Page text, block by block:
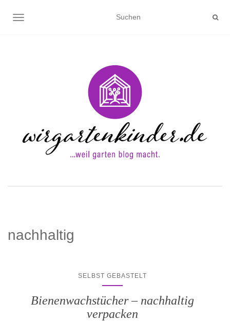
NAVIGATION UMSCHALTEN
nachhaltig
SELBST GEBASTELT
Bienenwachstücher – nachhaltig
verpacken